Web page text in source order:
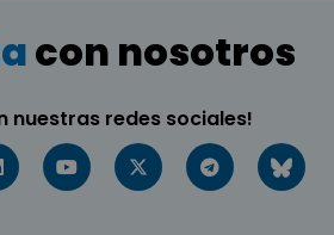
con nosotros
nuestras redes sociales!